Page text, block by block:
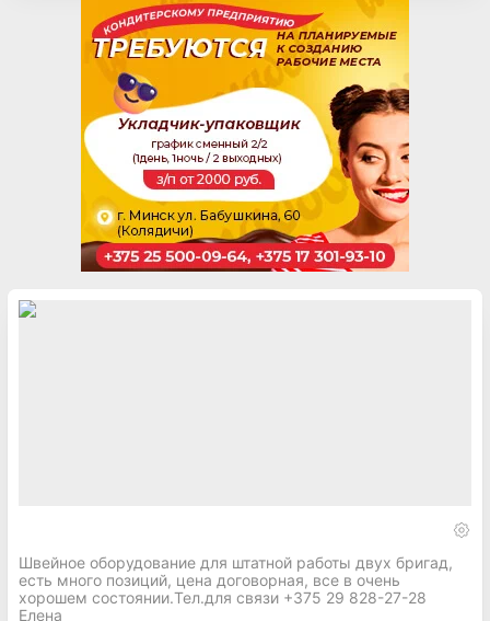
Швейное оборудование для штатной работы двух бригад,
есть много позиций, цена договорная, все в очень
хорошем состоянии.Тел.для связи +375 29 828-27-28
Елена